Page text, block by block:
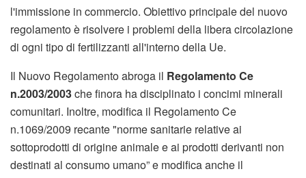
l'immissione in commercio. Obiettivo principale del nuovo
regolamento è risolvere i problemi della libera circolazione
di ogni tipo di fertilizzanti all'interno della Ue.
Il Nuovo Regolamento abroga il Regolamento Ce
n.2003/2003che finora ha disciplinato i concimi minerali
comunitari. Inoltre, modifica il Regolamento Ce
n.1069/2009 recante "norme sanitarie relative ai
sottoprodotti di origine animale e ai prodotti derivanti non
destinati al consumo umano” e modifica anche il